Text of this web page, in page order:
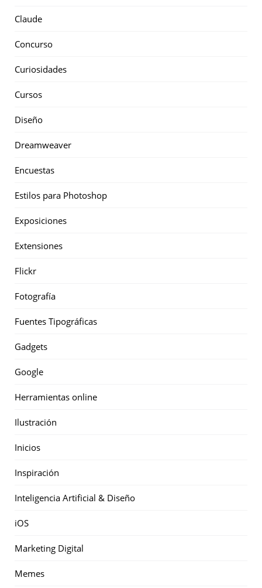
Claude
Concurso
Curiosidades
Cursos
Diseño
Dreamweaver
Encuestas
Estilos para Photoshop
Exposiciones
Extensiones
Flickr
Fotografía
Fuentes Tipográficas
Gadgets
Google
Herramientas online
Ilustración
Inicios
Inspiración
Inteligencia Artificial & Diseño
iOS
Marketing Digital
Memes